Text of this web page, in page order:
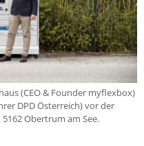
(CEO & Founder myflexbox)
DPD Österreich) vor der
Obertrum am See.